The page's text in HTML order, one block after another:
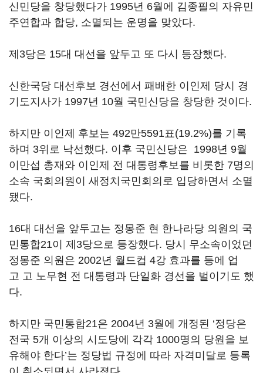
신민당을 창당했다가 1995년 6월에 김종필의 자유민
주연합과 합당, 소멸되는 운명을 맞았다.
제3당은 15대 대선을 앞두고 또 다시 등장했다.
신한국당 대선후보 경선에서 패배한 이인제 당시 경
기도지사가 1997년 10월 국민신당을 창당한 것이다.
하지만 이인제 후보는 492만5591표(19.2%)를 기록
하며 3위로 낙선했다. 이후 국민신당은 1998년 9월
이만섭 총재와 이인제 전 대통령후보를 비롯한 7명의
소속 국회의원이 새정치국민회의로 입당하면서 소멸
됐다.
16대 대선을 앞두고는 정몽준 현 한나라당 의원의 국
민통합21이 제3당으로 등장했다. 당시 무소속이었던
정몽준 의원은 2002년 월드컵 4강 효과를 등에 업
고 고 노무현 전 대통령과 단일화 경선을 벌이기도 했
다.
하지만 국민통합21은 2004년 3월에 개정된 ‘정당은
전국 5개 이상의 시도당에 각각 1000명의 당원을 보
유해야 한다’는 정당법 규정에 따라 자격미달로 등록